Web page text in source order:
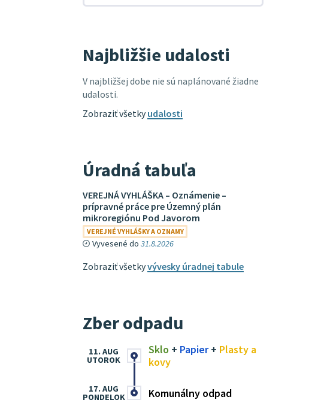
Najbližšie udalosti
V najbližšej dobe nie sú naplánované žiadne
udalosti.
Zobraziť všetkyudalosti
Úradná tabuľa
VEREJNÁ VYHLÁŠKA – Oznámenie –
prípravné práce pre Územný plán
mikroregiónu Pod Javorom
VEREJNÉ VYHLÁŠKY A OZNAMY
Vyvesené do 31.8.2026
Zobraziť všetkyvývesky úradnej tabule
Zber odpadu
Sklo + Papier+ Plasty a
kovy
11. AUG
UTOROK
Komunálny odpad
17. AUG
PONDELOK